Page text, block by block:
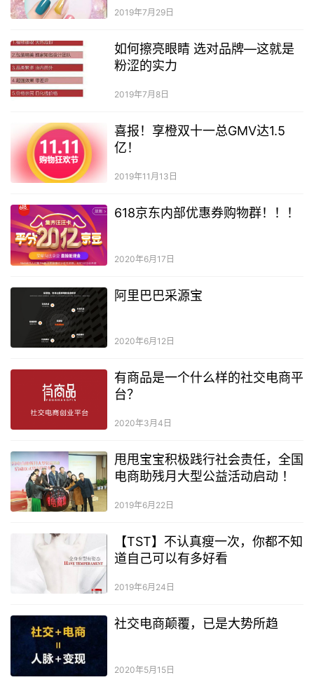
2019年7月29日
如何擦亮眼睛 选对品牌—这就是
粉涩的实力
2019年7月8日
喜报！享橙双十一总GMV达1.5
亿！
2019年11月13日
618京东内部优惠券购物群！！！
2020年6月17日
阿里巴巴采源宝
2020年6月12日
有商品是一个什么样的社交电商平
台？
2020年3月4日
甩甩宝宝积极践行社会责任，全国
电商助残月大型公益活动启动 ！
2019年6月22日
【TST】不认真瘦一次，你都不知
道自己可以有多好看
2019年6月24日
社交电商颠覆，已是大势所趋
2020年5月15日